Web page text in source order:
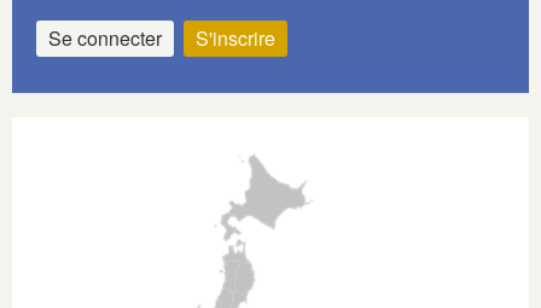
Se connecter S'inscrire